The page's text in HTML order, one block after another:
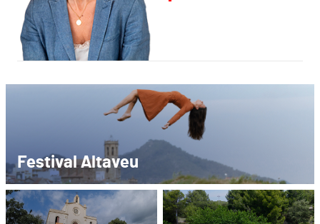
Festival Altaveu